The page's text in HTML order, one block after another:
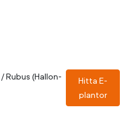
/Rubus (Hallon-
Hitta E-
plantor